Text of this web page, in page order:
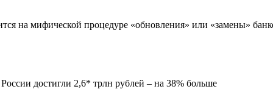
на мифической процедуре «обновления» или «замены»
достигли 2,6* трлн рублей – на 38% больше